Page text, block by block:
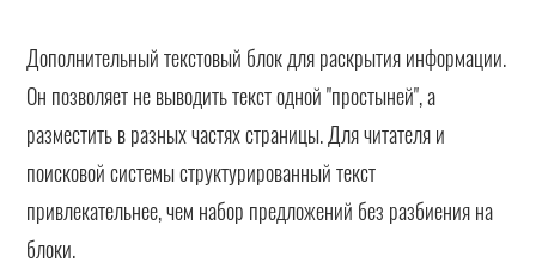
Дополнительный текстовый блок для раскрытия информации.
Он позволяет не выводить текст одной "простыней", а
разместить в разных частях страницы. Для читателя и
поисковой системы структурированный текст
привлекательнее, чем набор предложений без разбиения на
блоки.